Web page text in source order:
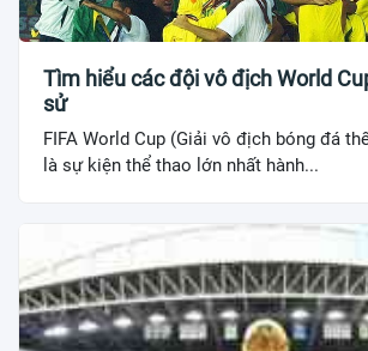
Tìm hiểu các đội vô địch World
sử
FIFA World Cup (Giải vô địch bóng đá
là sự kiện thể thao lớn nhất hành...